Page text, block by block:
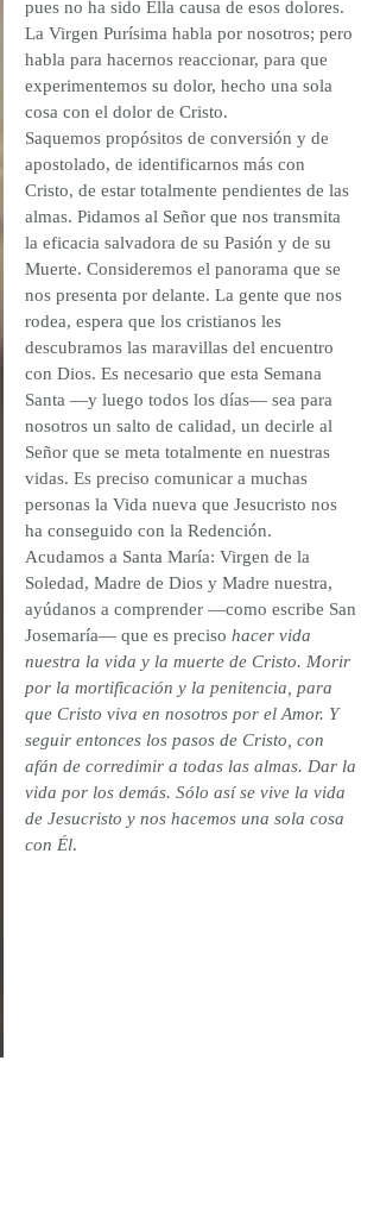
pues no ha sido Ella causa de esos dolores.
La Virgen Purísima habla por nosotros; pero
habla para hacernos reaccionar, para que
experimentemos su dolor, hecho una sola
cosa con el dolor de Cristo.
Saquemos propósitos de conversión y de
apostolado, de identificarnos más con
Cristo, de estar totalmente pendientes de las
almas. Pidamos al Señor que nos transmita
la eficacia salvadora de su Pasión y de su
Muerte. Consideremos el panorama que se
nos presenta por delante. La gente que nos
rodea, espera que los cristianos les
descubramos las maravillas del encuentro
con Dios. Es necesario que esta Semana
Santa —y luego todos los días— sea para
nosotros un salto de calidad, un decirle al
Señor que se meta totalmente en nuestras
vidas. Es preciso comunicar a muchas
personas la Vida nueva que Jesucristo nos
ha conseguido con la Redención.
Acudamos a Santa María: Virgen de la
Soledad, Madre de Dios y Madre nuestra,
ayúdanos a comprender —como escribe San
Josemaría— que es preciso hacer vida
nuestra la vida y la muerte de Cristo. Morir
por la mortificación y la penitencia, para
que Cristo viva en nosotros por el Amor. Y
seguir entonces los pasos de Cristo, con
afán de corredimir a todas las almas. Dar la
vida por los demás. Sólo así se vive la vida
de Jesucristo y nos hacemos una sola cosa
con Él.